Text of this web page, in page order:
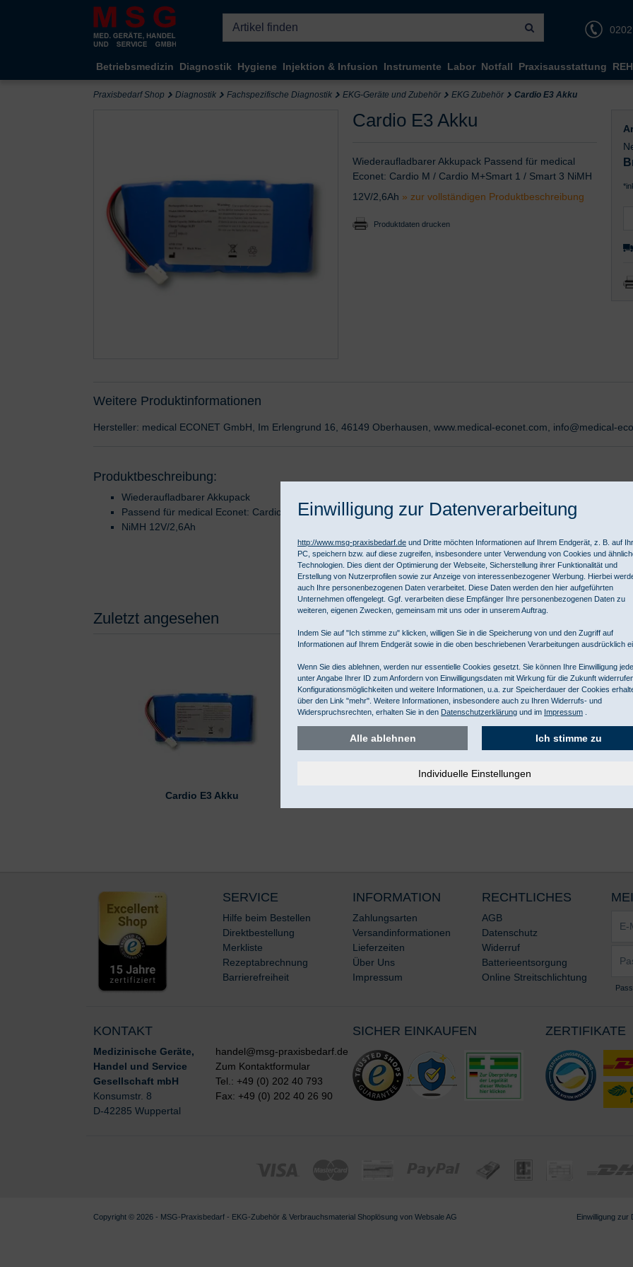
Kompletten Head der Seite überspringen
Betriebsmedizin Diagnostik Hygiene Injektion & Infusion Instrumente Labor Notfall Praxisausstattung
Praxisbedarf Shop Diagnostik Fachspezifische Diagnostik EKG-Geräte und Zubehör EKG Zubehör Cardio E3 Akku
Cardio E3 Akku
Wiederaufladbarer Akkupack Passend für medical
Econet: Cardio M / Cardio M+Smart 1 / Smart 3 NiMH
12V/2,6Ah » zur vollständigen Produktbeschreibung
Produktdaten drucken
Weitere Produktinformationen
Hersteller: medical ECONET GmbH, Im Erlengrund 16, 46149 Oberhausen, www.medical-econet.com, info@medical-
Produktbeschreibung:
Wiederaufladbarer Akkupack
Passend für medical Econet: Cardio M / Cardio M+Smart 1 / Smart 3
NiMH 12V/2,6Ah
Zuletzt angesehen
Cardio E3 Akku
SERVICE
Hilfe beim Bestellen
Direktbestellung
Merkliste
Rezeptabrechnung
Barrierefreiheit
INFORMATION
Zahlungsarten
Versandinformationen
Lieferzeiten
Über Uns
Impressum
RECHTLICHES
AGB
Datenschutz
Widerruf
Batterieentsorgung
Online Streitschlichtung
Mail-
KONTAKT
Medizinische Geräte,
Handel und Service
Gesellschaft mbH
Konsumstr. 8
D-42285 Wuppertal
handel@msg-praxisbedarf.de
Zum Kontaktformular
Tel.: +49 (0) 202 40 793
Fax: +49 (0) 202 40 26 90
SICHER EINKAUFEN ZERTIFIKATE
Copyright © 2026 - MSG-Praxisbedarf - EKG-Zubehör & Verbrauchsmaterial Shoplösung von Websale AG Einwilligung zur
Einwilligung zur Datenverarbeitung
http://www.msg-praxisbedarf.de und Dritte möchten Informationen auf Ihrem Endgerät, z. B. auf
PC, speichern bzw. auf diese zugreifen, insbesondere unter Verwendung von Cookies und
Technologien. Dies dient der Optimierung der Webseite, Sicherstellung ihrer Funktionalität und
Erstellung von Nutzerprofilen sowie zur Anzeige von interessenbezogener Werbung. Hierbei
auch Ihre personenbezogenen Daten verarbeitet. Diese Daten werden den hier aufgeführten
Unternehmen offengelegt. Ggf. verarbeiten diese Empfänger Ihre personenbezogenen Daten zu
weiteren, eigenen Zwecken, gemeinsam mit uns oder in unserem Auftrag.
Indem Sie auf "Ich stimme zu" klicken, willigen Sie in die Speicherung von und den Zugriff auf
Informationen auf Ihrem Endgerät sowie in die oben beschriebenen Verarbeitungen ausdrücklich
Wenn Sie dies ablehnen, werden nur essentielle Cookies gesetzt. Sie können Ihre Einwilligung
unter Angabe Ihrer ID zum Anfordern von Einwilligungsdaten mit Wirkung für die Zukunft
Konfigurationsmöglichkeiten und weitere Informationen, u.a. zur Speicherdauer der Cookies
über den Link "mehr". Weitere Informationen, insbesondere auch zu Ihren Widerrufs- und
Widerspruchsrechten, erhalten Sie in den Datenschutzerklärung und im Impressum
Ich stimme zu
Alle ablehnen